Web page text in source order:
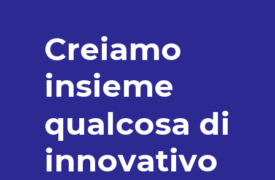
Creiamo
insieme
qualcosa di
innovativo